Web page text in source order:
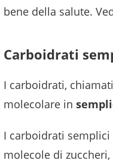
bene della salute.
Carboidrati
I carboidrati,
molecolare in
I carboidrati semplici
molecole di